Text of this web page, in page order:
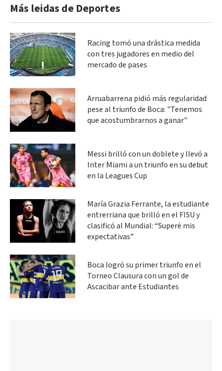
Más leidas de Deportes
Racing tomó una drástica medida
con tres jugadores en medio del
mercado de pases
Arruabarrena pidió más regularidad
pese al triunfo de Boca: "Tenemos
que acostumbrarnos a ganar"
Messi brilló con un doblete y llevó a
Inter Miami a un triunfo en su debut
en la Leagues Cup
María Grazia Ferrante, la estudiante
entrerriana que brilló en el FISU y
clasificó al Mundial: “Superé mis
expectativas”
Boca logró su primer triunfo en el
Torneo Clausura con un gol de
Ascacibar ante Estudiantes